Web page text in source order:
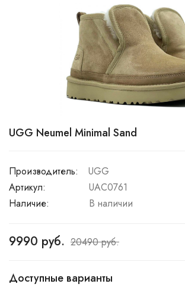
UGG Neumel Minimal Sand
Производитель:
UGG
Артикул:
UAC0761
Наличие:
В наличии
9990 руб. 20490 руб.
Доступные варианты